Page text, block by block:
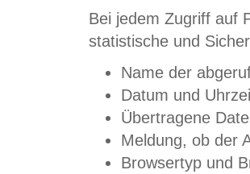
Bei jedem Zugriff auf
statistische und
Name der
Datum und
Übertragene
Meldung, ob der
Browsertyp und